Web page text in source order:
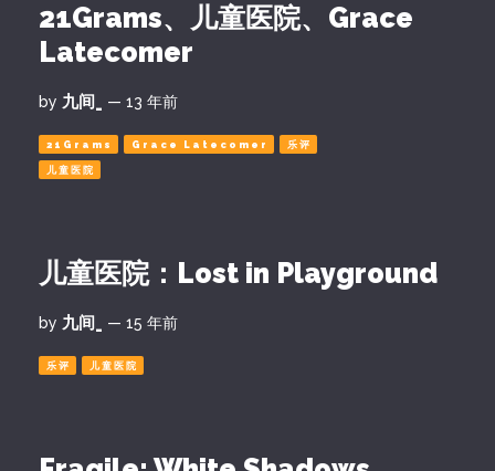
21Grams、儿童医院、Grace
Latecomer
by 九间_ — 13 年前
21Grams Grace Latecomer 乐评
儿童医院
儿童医院：Lost in Playground
by 九间_ — 15 年前
乐评 儿童医院